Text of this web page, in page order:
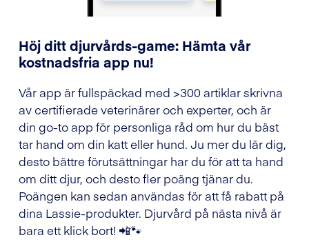
Höj ditt djurvårds-game: Hämta vår
kostnadsfria app nu!
Vår app är fullspäckad med >300 artiklar skrivna
av certifierade veterinärer och experter, och är
din go-to app för personliga råd om hur du bäst
tar hand om din katt eller hund. Ju mer du lär dig,
desto bättre förutsättningar har du för att ta hand
om ditt djur, och desto fler poäng tjänar du.
Poängen kan sedan användas för att få rabatt på
dina Lassie-produkter. Djurvård på nästa nivå är
bara ett klick bort! 📲🐾